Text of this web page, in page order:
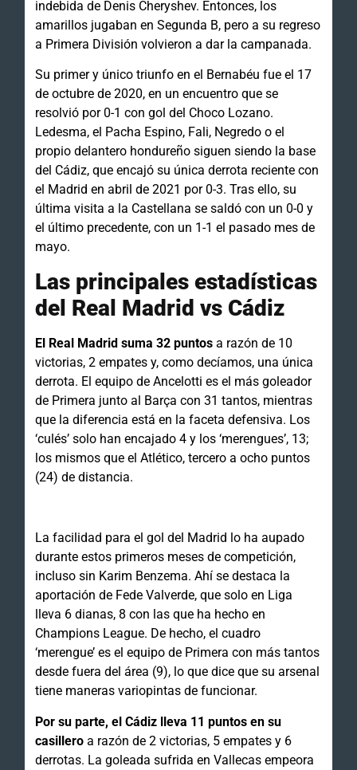
indebida de Denis Cheryshev. Entonces, los
amarillos jugaban en Segunda B, pero a su regreso
a Primera División volvieron a dar la campanada.
Su primer y único triunfo en el Bernabéu fue el 17
de octubre de 2020, en un encuentro que se
resolvió por 0-1 con gol del Choco Lozano.
Ledesma, el Pacha Espino, Fali, Negredo o el
propio delantero hondureño siguen siendo la base
del Cádiz, que encajó su única derrota reciente con
el Madrid en abril de 2021 por 0-3. Tras ello, su
última visita a la Castellana se saldó con un 0-0 y
el último precedente, con un 1-1 el pasado mes de
mayo.
Las principales estadísticas
del Real Madrid vs Cádiz
El Real Madrid suma 32 puntos a razón de 10
victorias, 2 empates y, como decíamos, una única
derrota. El equipo de Ancelotti es el más goleador
de Primera junto al Barça con 31 tantos, mientras
que la diferencia está en la faceta defensiva. Los
‘culés’ solo han encajado 4 y los ‘merengues’, 13;
los mismos que el Atlético, tercero a ocho puntos
(24) de distancia.
La facilidad para el gol del Madrid lo ha aupado
durante estos primeros meses de competición,
incluso sin Karim Benzema. Ahí se destaca la
aportación de Fede Valverde, que solo en Liga
lleva 6 dianas, 8 con las que ha hecho en
Champions League. De hecho, el cuadro
‘merengue’ es el equipo de Primera con más tantos
desde fuera del área (9), lo que dice que su arsenal
tiene maneras variopintas de funcionar.
Por su parte, el Cádiz lleva 11 puntos en su
casillero a razón de 2 victorias, 5 empates y 6
derrotas. La goleada sufrida en Vallecas empeora